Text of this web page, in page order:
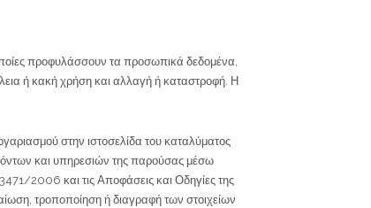
οποίες προφυλάσσουν τα προσωπικά δεδομένα,
ή κακή χρήση και αλλαγή ή καταστροφή. Η
στην ιστοσελίδα του καταλύματος
και υπηρεσιών της παρούσας μέσω
2006 και τις Αποφάσεις και Οδηγίες της
τροποποίηση ή διαγραφή των στοιχείων